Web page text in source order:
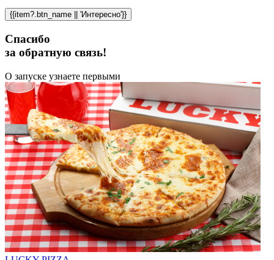
{{item?.btn_name || 'Интересно'}}
Спасибо
за обратную связь!
О запуске узнаете первыми